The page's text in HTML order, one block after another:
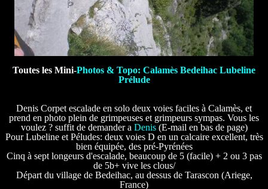
Toutes les Mini-Photos & Topo: Calamès Bedeihac Lubeline
Prélude
Denis Corpet escalade en solo deux voies faciles à Calamès, et
prend en photo plein de grimpeuses et grimpeurs sympas. Vous les
voulez ? suffit de demander a Denis(E-mail en bas de page)
Pour Lubeline et Péludes: deux voies D en un calcaire excellent, très
bien équipée, des pré-Pyrénées
Cinq à sept longeurs d'escalade, beaucoup de 5 (facile) + 2 ou 3 pas
de 5b+ vive les clous/
Départ du village de Bedeihac, au dessus de Tarascon (Ariege,
France)